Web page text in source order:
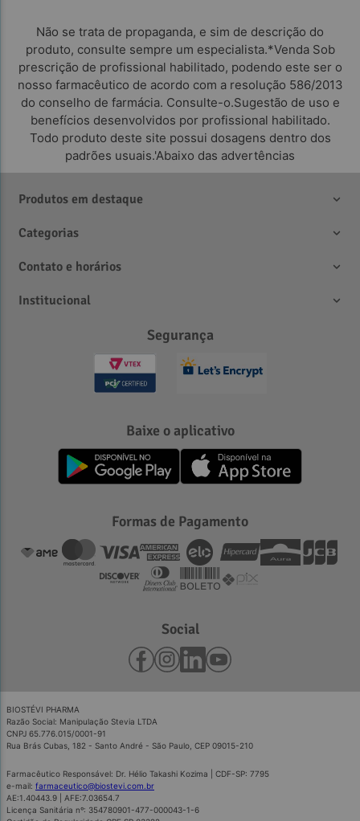
Não se trata de propaganda, e sim de descrição do
produto, consulte sempre um especialista.*Venda Sob
prescrição de profissional habilitado, podendo este ser o
nosso farmacêutico de acordo com a resolução 586/2013
do conselho de farmácia. Consulte-o.Sugestão de uso e
benefícios desenvolvidos por profissional habilitado.
Todo produto deste site possui dosagens dentro dos
padrões usuais.'Abaixo das advertências
Produtos em destaque
Categorias
Contato e horários
Institucional
Segurança
Baixe o aplicativo
Formas de Pagamento
Social
BIOSTÉVI PHARMA
Razão Social: Manipulação Stevia LTDA
CNPJ 65.776.015/0001-91
Rua Brás Cubas, 182 - Santo André - São Paulo, CEP 09015-210
Farmacêutico Responsável: Dr. Hélio Takashi Kozima | CDF-SP: 7795
e-mail: farmaceutico@biostevi.com.br
AE:1.40443.9 | AFE:7.03654.7
Licença Sanitária nº: 354780901-477-000043-1-6